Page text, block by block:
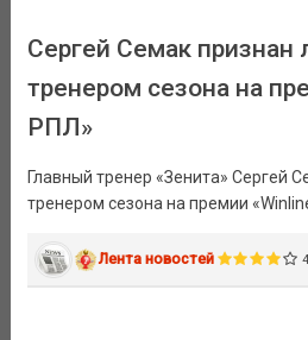
Сергей Семак признан
тренером сезона на
РПЛ»
Главный тренер «Зенита» Сергей
тренером сезона на премии
Лента новостей